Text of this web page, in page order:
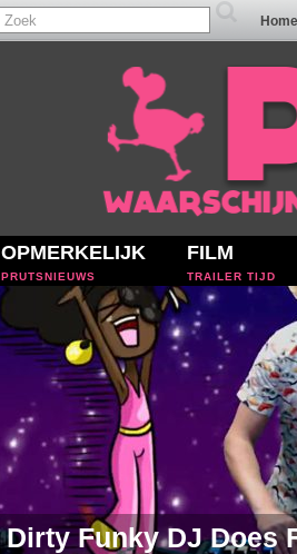
Home
OPMERKELIJK
PRUTSNIEUWS
FILM
TRAILER TIJD
Markie Mark Doet